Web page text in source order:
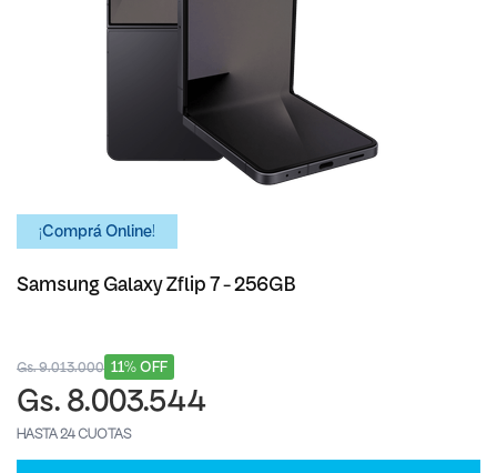
¡Comprá Online!
Samsung Galaxy Zflip 7 - 256GB
11% OFF
Gs. 9.013.000
Gs. 8.003.544
HASTA 24 CUOTAS